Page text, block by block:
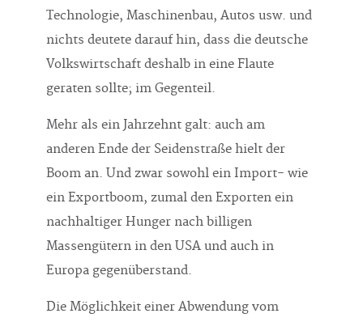
Technologie, Maschinenbau, Autos usw. und
nichts deutete darauf hin, dass die deutsche
Volkswirtschaft deshalb in eine Flaute
geraten sollte; im Gegenteil.
Mehr als ein Jahrzehnt galt: auch am
anderen Ende der Seidenstraße hielt der
Boom an. Und zwar sowohl ein Import- wie
ein Exportboom, zumal den Exporten ein
nachhaltiger Hunger nach billigen
Massengütern in den USA und auch in
Europa gegenüberstand.
Die Möglichkeit einer Abwendung vom